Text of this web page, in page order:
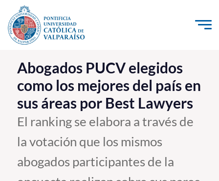
Click acá para ir directamente al contenido
La Universidad
Investigación, Creación e Innovación
PUCV Internacional
Vinculación con el Medio
Admisión
Abogados PUCV elegidos
como los mejores del país en
sus áreas por Best Lawyers
El ranking se elabora a través de
la votación que los mismos
abogados participantes de la